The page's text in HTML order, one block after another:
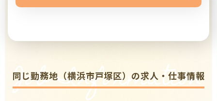
Job Information
同じ勤務地（横浜市戸塚区）の求人・仕事情報